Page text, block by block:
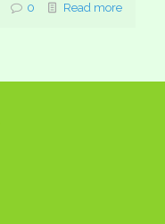
0 Read more